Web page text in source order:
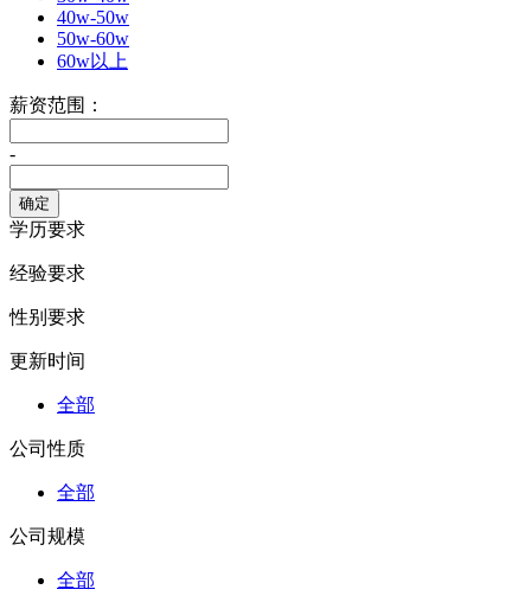
40w-50w
50w-60w
60w以上
薪资范围：
-
学历要求
经验要求
性别要求
更新时间
全部
公司性质
全部
公司规模
全部